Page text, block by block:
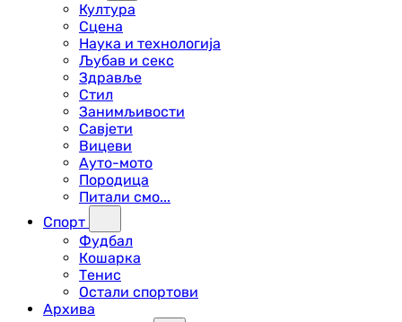
Култура
Сцена
Наука и технологија
Љубав и секс
Здравље
Стил
Занимљивости
Савјети
Вицеви
Ауто-мото
Породица
Питали смо...
Спорт
Фудбал
Кошарка
Тенис
Остали спортови
Архива